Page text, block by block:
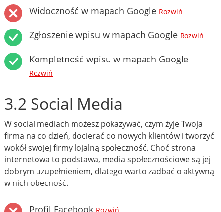
Widoczność w mapach Google Rozwiń
Zgłoszenie wpisu w mapach Google Rozwiń
Kompletność wpisu w mapach Google
Rozwiń
3.2 Social Media
W social mediach możesz pokazywać, czym żyje Twoja
firma na co dzień, docierać do nowych klientów i tworzyć
wokół swojej firmy lojalną społeczność. Choć strona
internetowa to podstawa, media społecznościowe są jej
dobrym uzupełnieniem, dlatego warto zadbać o aktywną
w nich obecność.
Profil Facebook